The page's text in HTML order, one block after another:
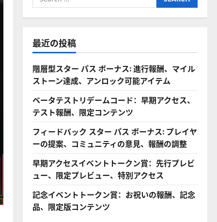
for:
最近の投稿
階層型スター パス ボーナス: 進行報酬、マイル
ストーン達成、アンロック可能アイテム
ベータテストリデームコード：早期アクセス、
テスト報酬、限定コンテンツ
フィードバック スター パス ボーナス: プレイヤ
ーの提案、コミュニティの意見、報酬の調整
早期アクセスイベントトークン賞：先行プレビ
ュー、限定プレビュー、特別アクセス
記念イベントトークン賞：お祝いの報酬、記念
品、限定版コンテンツ